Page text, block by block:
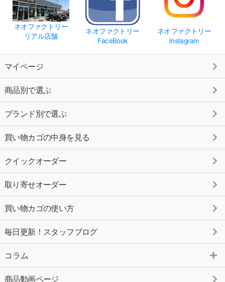
ネオファクトリー
リアル店舗
ネオファクトリー
FaceBook
ネオファクトリー
Instagram
マイページ
商品別で選ぶ
ブランド別で選ぶ
買い物カゴの中身を見る
クイックオーダー
取り寄せオーダー
買い物カゴの使い方
毎日更新！スタッフブログ
コラム
商品動画ページ